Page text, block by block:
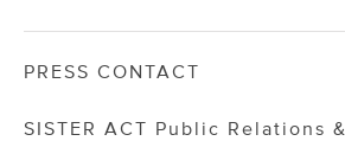
PRESS CONTACT
SISTER ACT Public Relations &